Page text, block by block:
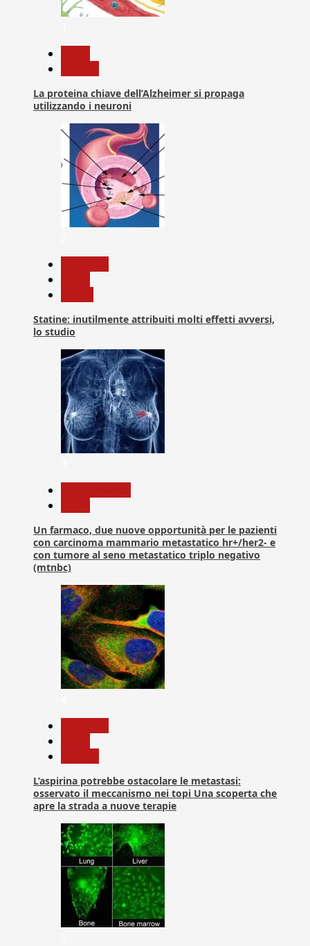
La proteina chiave dell’Alzheimer si propaga
utilizzando i neuroni
Statine: inutilmente attribuiti molti effetti avversi,
lo studio
Un farmaco, due nuove opportunità per le pazienti
con carcinoma mammario metastatico hr+/her2- e
con tumore al seno metastatico triplo negativo
(mtnbc)
L’aspirina potrebbe ostacolare le metastasi:
osservato il meccanismo nei topi Una scoperta che
apre la strada a nuove terapie